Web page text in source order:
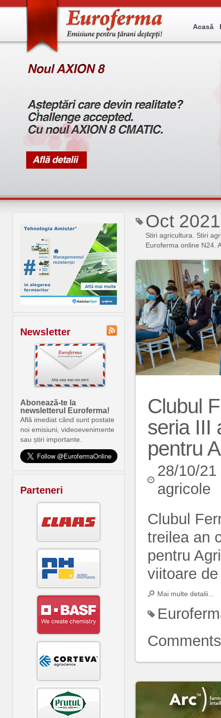
Acasă
Newsletter
Abonează-te la
newsletterul Euroferma!
Află imediat când sunt postate
noi emisiuni, videoevenimente
sau știri importante.
Parteneri
Oct 2021
Stiri agricultura. Stiri
Euroferma online N24.
Clubul
seria III
pentru
28/10/
agricole
Clubul
treilea an
pentru
viitoare
Mai multe detalii...
Comments